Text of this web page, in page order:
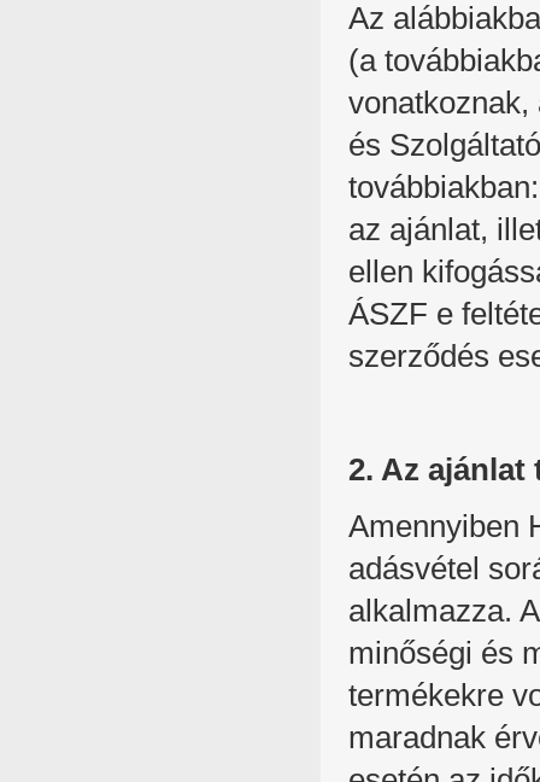
Az
(a
és
az ajánlat,
ellen
ÁSZF e
szerződés
2. Az ajánlat
Amennyiben
adásvétel
alkalmazza.
minőségi és
termékekre
maradnak